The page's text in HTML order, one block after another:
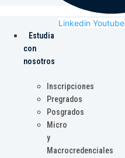
Linkedin Youtube
Estudia
con
nosotros
Inscripciones
Pregrados
Posgrados
Micro
y
Macrocredenciales